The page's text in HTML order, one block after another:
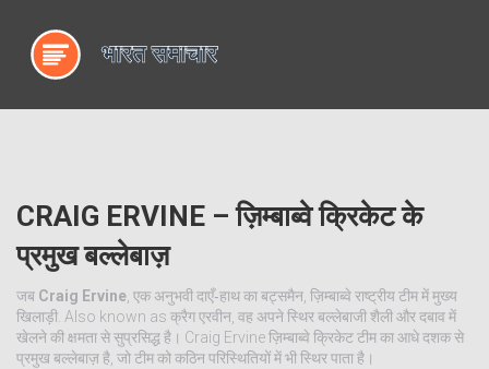
CRAIG ERVINE – ज़िम्बाब्वे क्रिकेट के
प्रमुख बल्लेबाज़
जब Craig Ervine एक अनुभवी दाएँ‑हाथ का बट्समैन, ज़िम्बाब्वे राष्ट्रीय टीम में मुख्य
खिलाड़ी . Also known as क्रैग एरवीन , वह अपने स्थिर बल्लेबाजी शैली और दबाव में
खेलने की क्षमता से सुप्रसिद्ध है। Craig Ervine ज़िम्बाब्वे क्रिकेट टीम का आधे दशक से
प्रमुख बल्लेबाज़ है, जो टीम को कठिन परिस्थितियों में भी स्थिर पाता है।